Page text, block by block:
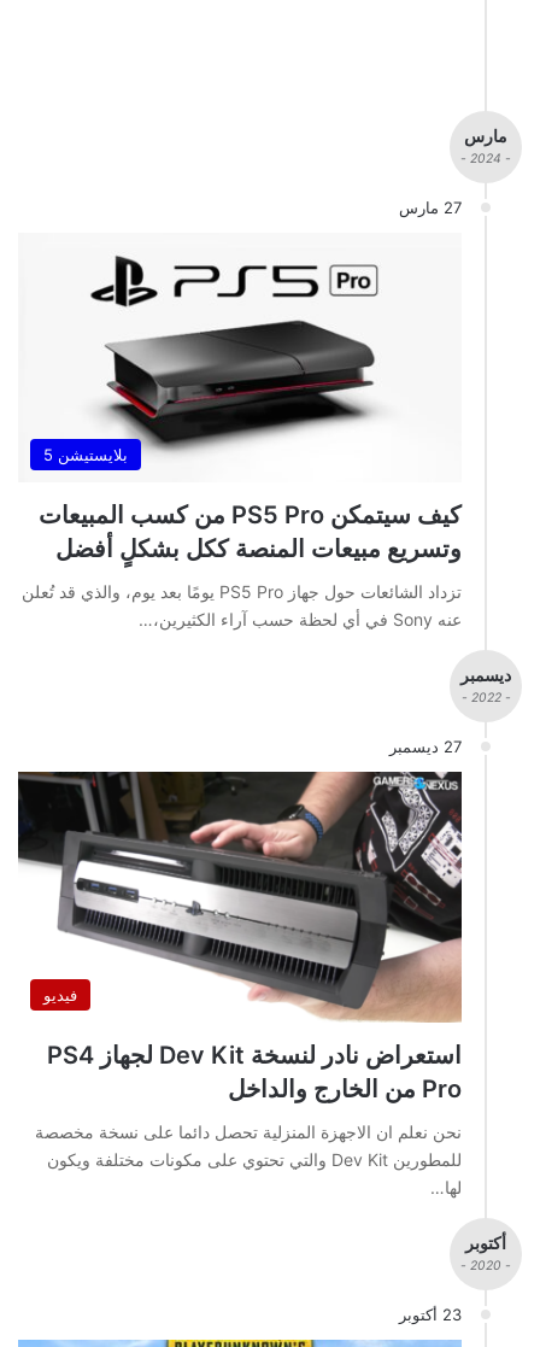
مارس
- 2024 -
27 مارس
بلايستيشن 5
كيف سيتمكن PS5 Pro من كسب المبيعات
وتسريع مبيعات المنصة ككل بشكلٍ أفضل
تزداد الشائعات حول جهاز PS5 Pro يومًا بعد يوم، والذي قد تُعلن
عنه Sony في أي لحظة حسب آراء الكثيرين،…
ديسمبر
- 2022 -
27 ديسمبر
فيديو
استعراض نادر لنسخة Dev Kit لجهاز PS4
Pro من الخارج والداخل
نحن نعلم ان الاجهزة المنزلية تحصل دائما على نسخة مخصصة
للمطورين Dev Kit والتي تحتوي على مكونات مختلفة ويكون
لها…
أكتوبر
- 2020 -
23 أكتوبر